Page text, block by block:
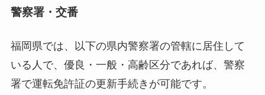
警察署・交番
福岡県では、以下の県内警察署の管轄に居住して
いる人で、優良・一般・高齢区分であれば、警察
署で運転免許証の更新手続きが可能です。